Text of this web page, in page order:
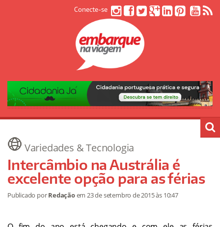
Conecte-se
Variedades & Tecnologia
Intercâmbio na Austrália é
excelente opção para as férias
Publicado porRedaçãoem23 de setembro de 2015às 10:47